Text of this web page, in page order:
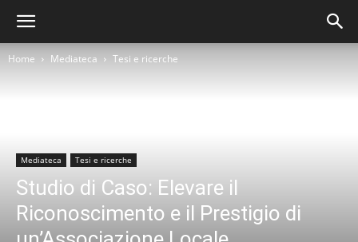
Home Mediateca Tesi e ricerche
Mediateca Tesi e ricerche
Studio di Caso: Elevare il
Riconoscimento e il Prestigio di